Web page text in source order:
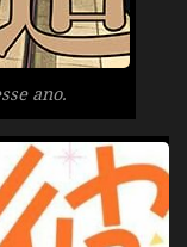
ano.